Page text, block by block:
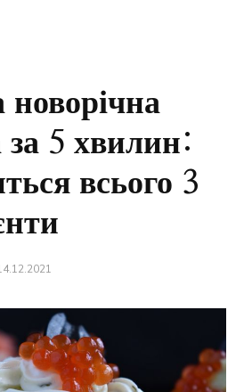
за 5 хвилин:
всього 3